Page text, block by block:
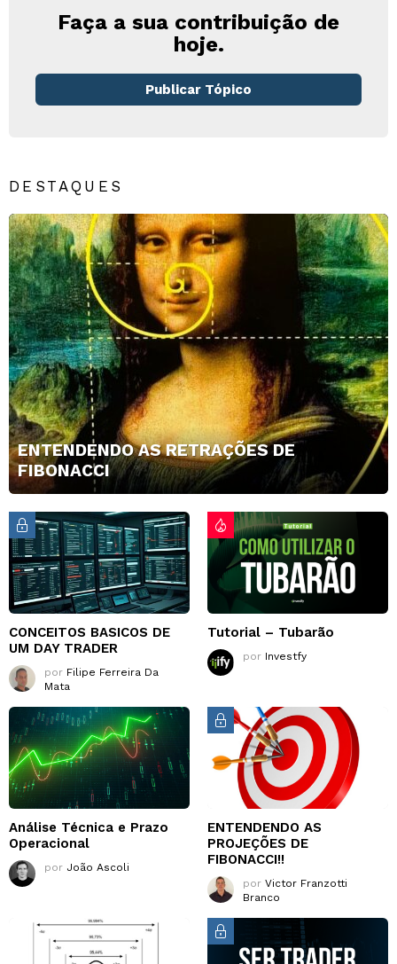
Faça a sua contribuição de
hoje.
Publicar Tópico
DESTAQUES
ENTENDENDO AS RETRAÇÕES DE
FIBONACCI
CONCEITOS BASICOS DE
UM DAY TRADER
por Filipe Ferreira Da
Mata
Tutorial – Tubarão
por Investfy
Análise Técnica e Prazo
Operacional
por João Ascoli
ENTENDENDO AS
PROJEÇÕES DE
FIBONACCI!!
por Victor Franzotti
Branco